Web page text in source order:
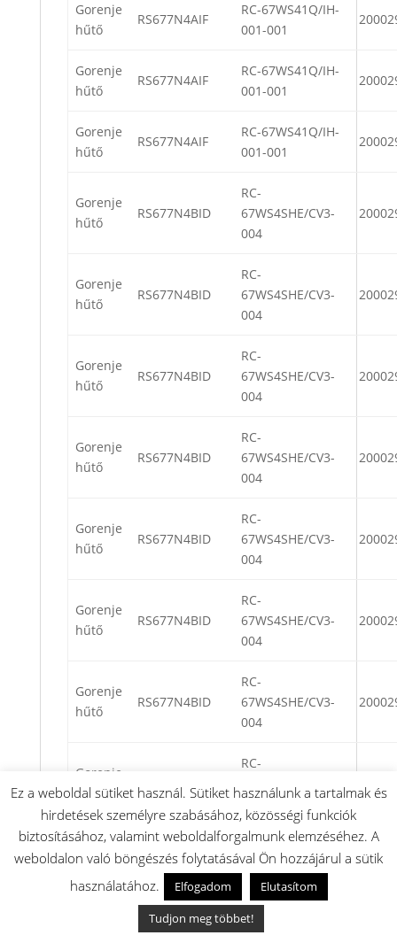
Gorenje
hűtő
RS677N4AIF
RC-67WS41Q/IH-
001-001
Gorenje
hűtő
RS677N4AIF
RC-67WS41Q/IH-
001-001
Gorenje
hűtő
RS677N4AIF
RC-67WS41Q/IH-
001-001
Gorenje
hűtő
RS677N4BID
RC-
67WS4SHE/CV3-
004
Gorenje
hűtő
RS677N4BID
RC-
67WS4SHE/CV3-
004
Gorenje
hűtő
RS677N4BID
RC-
67WS4SHE/CV3-
004
Gorenje
hűtő
RS677N4BID
RC-
67WS4SHE/CV3-
004
Gorenje
hűtő
RS677N4BID
RC-
67WS4SHE/CV3-
004
Gorenje
hűtő
RS677N4BID
RC-
67WS4SHE/CV3-
004
Gorenje
hűtő
RS677N4BID
RC-
67WS4SHE/CV3-
004
Gorenje
hűtő
RS677N4BID
RC-
67WS4SHE/CV3-
Gorenje
RS677N4AC1
RC-
67WS4SHE/CV1-
001
RC-
Ez a weboldal sütiket használ. Sütiket használunk a tartalmak és
hirdetések személyre szabásához, közösségi funkciók
biztosításához, valamint weboldalforgalmunk elemzéséhez. A
weboldalon való böngészés folytatásával Ön hozzájárul a sütik
használatához.
Elfogadom
Elutasítom
Tudjon meg többet!